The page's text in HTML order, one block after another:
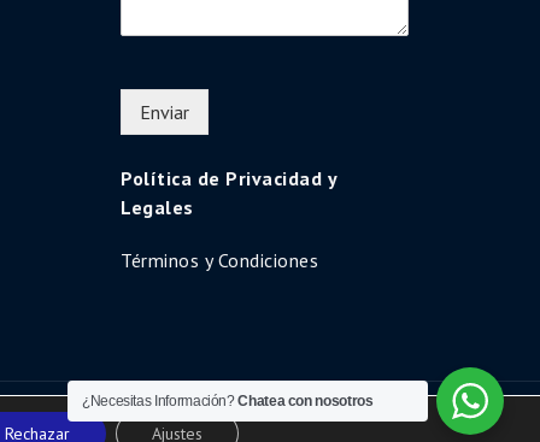
Enviar
Política de Privacidad y
Legales
Términos y Condiciones
Uni Education byShark Themes
Rechazar Ajustes
¿Necesitas Información?Chatea con nosotros